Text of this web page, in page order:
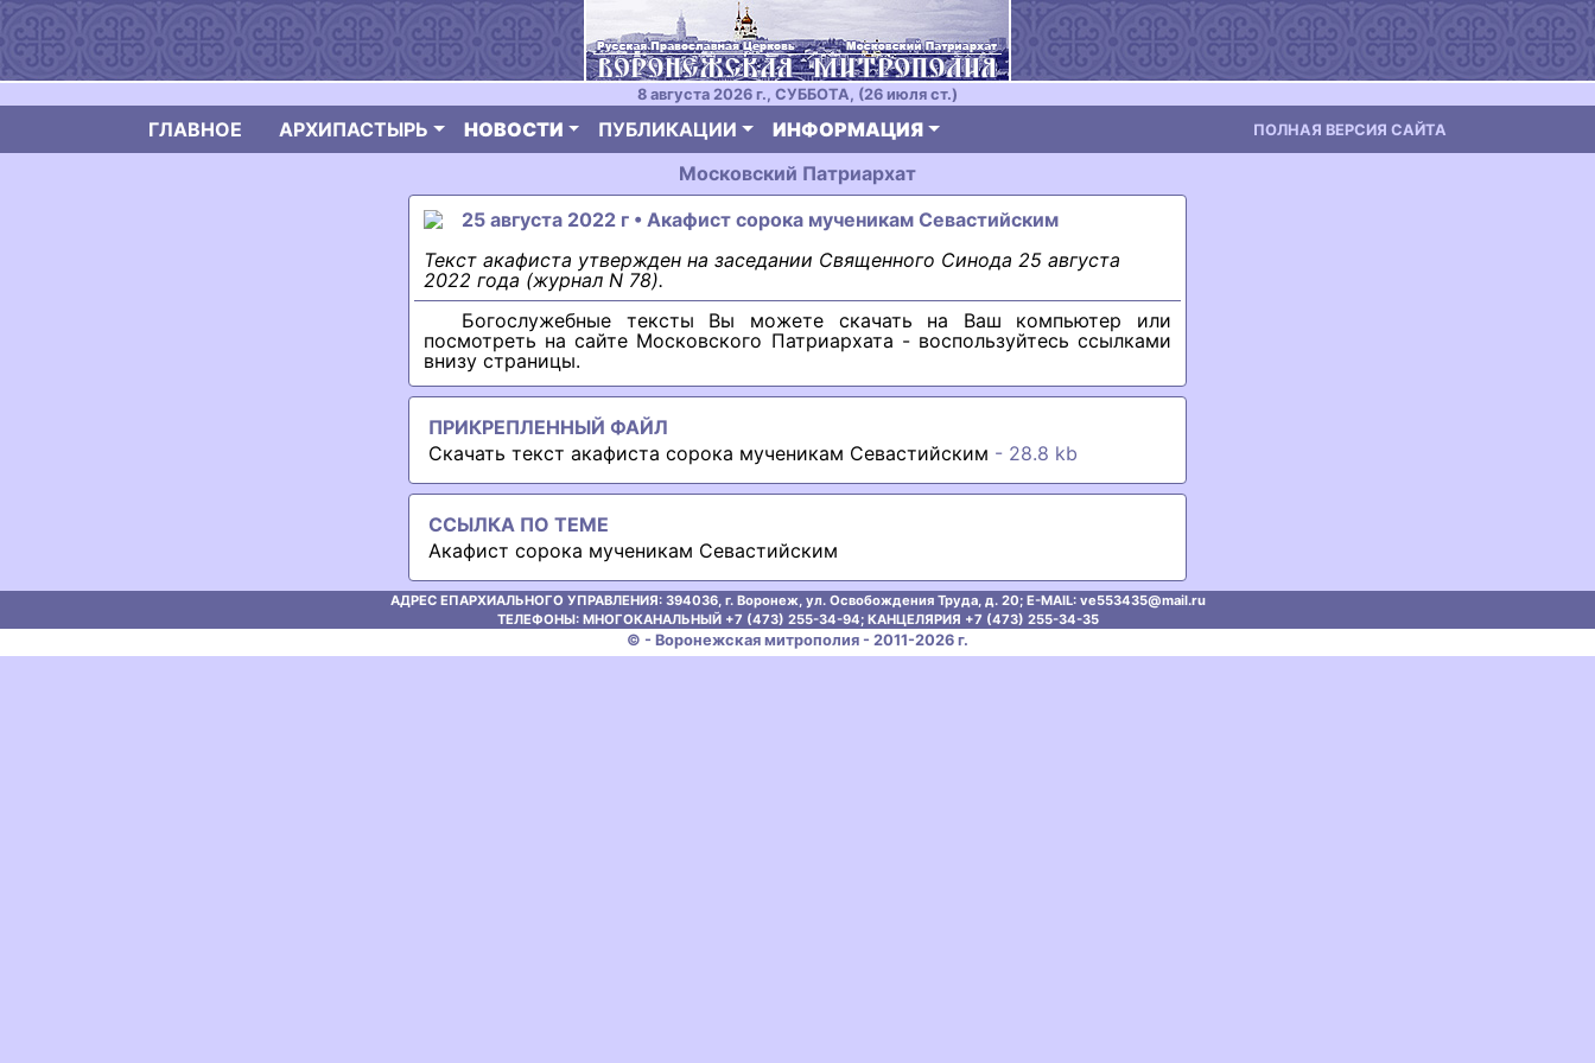
8 августа 2026 г., СУББОТА, (26 июля ст.)
ГЛАВНОЕ АРХИПАСТЫРЬ НОВОСТИ ПУБЛИКАЦИИ ИНФОРМАЦИЯ ПОЛНАЯ ВЕРСИЯ САЙТА
Московский Патриархат
25 августа 2022 г • Акафист сорока мученикам Севастийским
Текст акафиста утвержден на заседании Священного Синода 25 августа
2022 года (журнал N 78).
Богослужебные тексты Вы можете скачать на Ваш компьютер или
посмотреть на сайте Московского Патриархата - воспользуйтесь ссылками
внизу страницы.
ПРИКРЕПЛЕННЫЙ ФАЙЛ
Скачать текст акафиста сорока мученикам Севастийским - 28.8 kb
ССЫЛКА ПО ТЕМЕ
Акафист сорока мученикам Севастийским
АДРЕС ЕПАРХИАЛЬНОГО УПРАВЛЕНИЯ: 394036, г. Воронеж, ул. Освобождения Труда, д. 20; E-MAIL: ve553435@mаil.ru
ТЕЛЕФОНЫ: МНОГОКАНАЛЬНЫЙ +7 (473) 255-34-94; КАНЦЕЛЯРИЯ +7 (473) 255-34-35
© - Воронежская митрополия - 2011-2026 г.